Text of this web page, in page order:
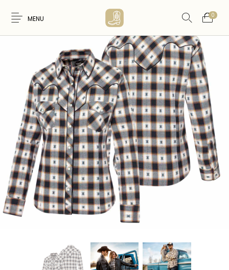
MENU 0
Nouveaux
Produits
FEMME HOMME
WESTERN &
COUNTRY
ARTISANAT
AMERINDIEN
ACCESSOIRES CEINTURES CARTES CADEAUX